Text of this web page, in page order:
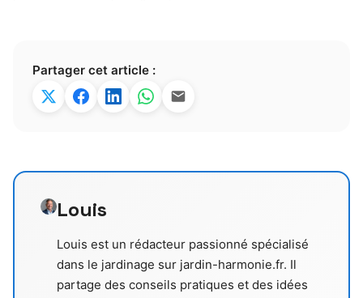
Partager cet article :
Louis
Louis est un rédacteur passionné spécialisé
dans le jardinage sur jardin-harmonie.fr. Il
partage des conseils pratiques et des idées